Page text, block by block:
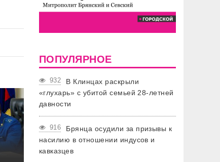
ПОПУЛЯРНОЕ
932
В Клинцах раскрыли
«глухарь» с убитой семьей 28-летней
давности
916
Брянца осудили за призывы к
насилию в отношении индусов и
кавказцев